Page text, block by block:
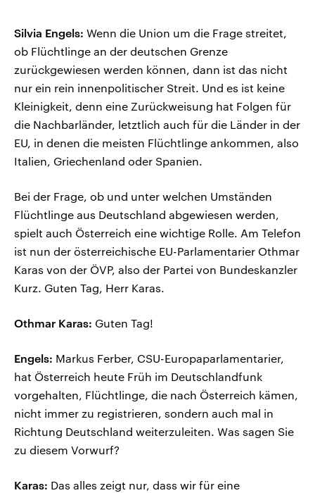
Silvia Engels: Wenn die Union um die Frage streitet,
ob Flüchtlinge an der deutschen Grenze
zurückgewiesen werden können, dann ist das nicht
nur ein rein innenpolitischer Streit. Und es ist keine
Kleinigkeit, denn eine Zurückweisung hat Folgen für
die Nachbarländer, letztlich auch für die Länder in der
EU, in denen die meisten Flüchtlinge ankommen, also
Italien, Griechenland oder Spanien.
Bei der Frage, ob und unter welchen Umständen
Flüchtlinge aus Deutschland abgewiesen werden,
spielt auch Österreich eine wichtige Rolle. Am Telefon
ist nun der österreichische EU-Parlamentarier Othmar
Karas von der ÖVP, also der Partei von Bundeskanzler
Kurz. Guten Tag, Herr Karas.
Othmar Karas: Guten Tag!
Engels: Markus Ferber, CSU-Europaparlamentarier,
hat Österreich heute Früh im Deutschlandfunk
vorgehalten, Flüchtlinge, die nach Österreich kämen,
nicht immer zu registrieren, sondern auch mal in
Richtung Deutschland weiterzuleiten. Was sagen Sie
zu diesem Vorwurf?
Karas: Das alles zeigt nur, dass wir für eine